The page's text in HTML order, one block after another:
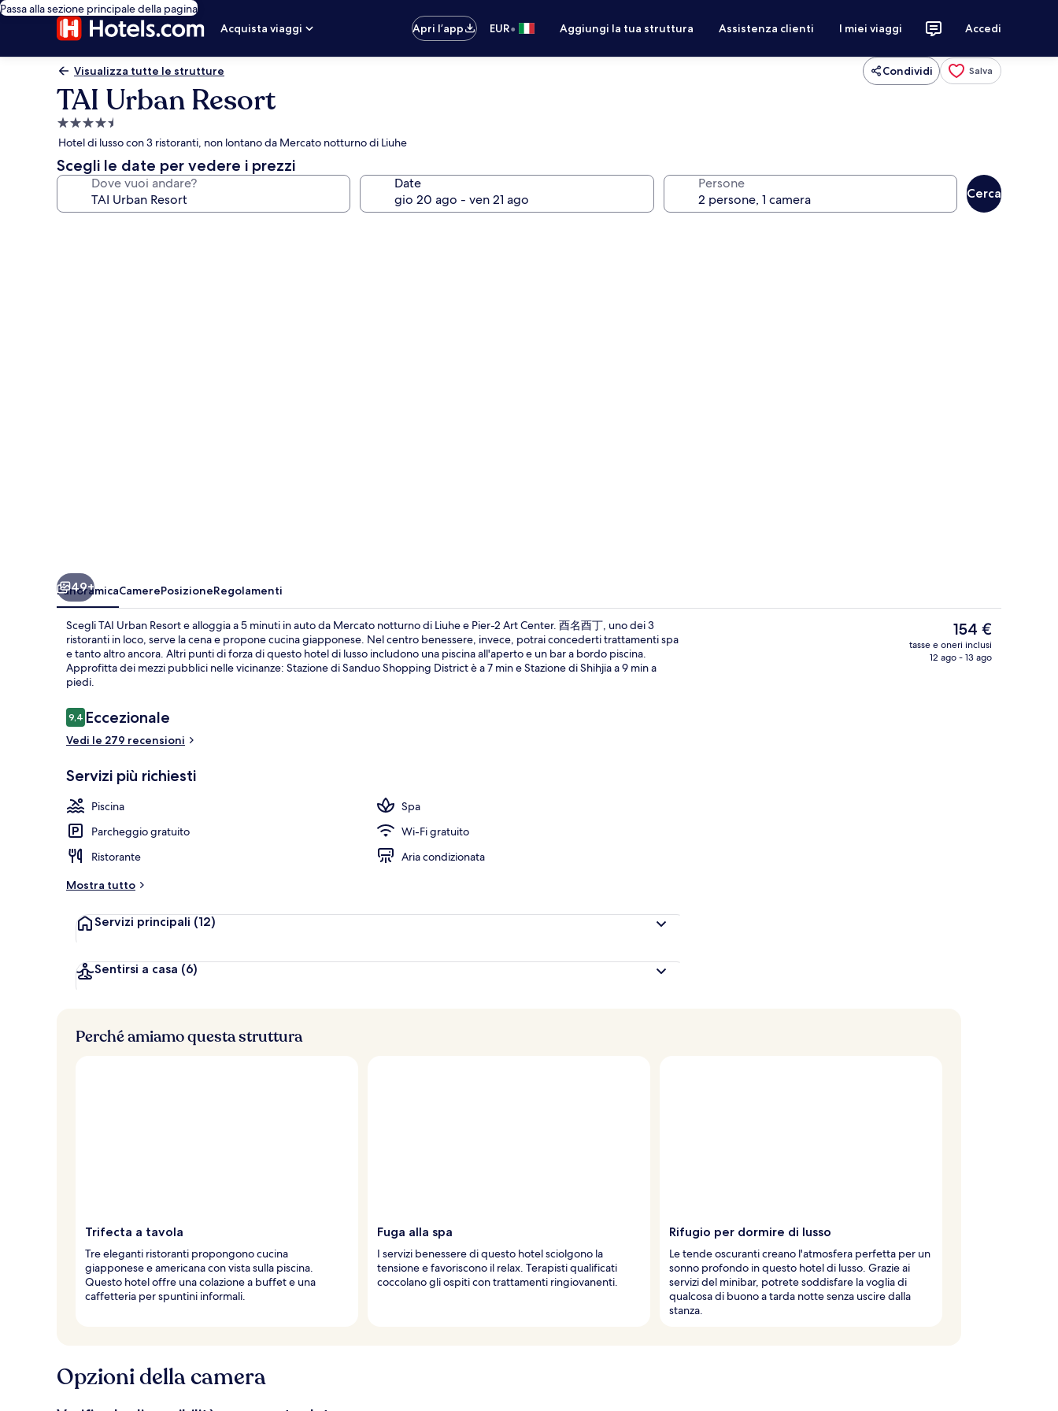
Passa alla sezione principale della pagina
Acquista viaggi
Apri l’app EUR• Aggiungi la tua struttura Assistenza clienti I miei viaggi Accedi
Visualizza tutte le strutture Condividi Salva
TAI Urban Resort
Struttura
a
4.5
stelle
Hotel di lusso con 3 ristoranti, non lontano da Mercato notturno di Liuhe
Scegli le date per vedere i prezzi
Dove vuoi andare? Date Persone
Cerca
Asciugacapelli, pantofole, asciugamani, shampoo Piscina all'aperto
49+
PanoramicaCamerePosizioneRegolamenti
Scegli TAI Urban Resort e alloggia a 5 minuti in auto da Mercato notturno di Liuhe e Pier-2 Art Center. 酉名酉丁, uno dei 3
ristoranti in loco, serve la cena e propone cucina giapponese. Nel centro benessere, invece, potrai concederti trattamenti spa
e tanto altro ancora. Altri punti di forza di questo hotel di lusso includono una piscina all'aperto e un bar a bordo piscina.
Approfitta dei mezzi pubblici nelle vicinanze: Stazione di Sanduo Shopping District è a 7 min e Stazione di Shihjia a 9 min a
piedi.
Recensioni
9,49,4 su 10
Eccezionale
Vedi le 279 recensioni
Servizi più richiesti
Piscina
Spa
Parcheggio gratuito
Wi-Fi gratuito
Ristorante
Aria condizionata
Mostra tutto
Servizi principali (12)
Sentirsi a casa (6)
Il
prezzo
attuale
154 €
tasse e oneri inclusi
12 ago - 13 ago
Perché amiamo questa struttura
Trifecta a tavola
Tre eleganti ristoranti propongono cucina
giapponese e americana con vista sulla piscina.
Questo hotel offre una colazione a buffet e una
caffetteria per spuntini informali.
Fuga alla spa
I servizi benessere di questo hotel sciolgono la
tensione e favoriscono il relax. Terapisti qualificati
coccolano gli ospiti con trattamenti ringiovanenti.
Rifugio per dormire di lusso
Le tende oscuranti creano l'atmosfera perfetta per un
sonno profondo in questo hotel di lusso. Grazie ai
servizi del minibar, potrete soddisfare la voglia di
qualcosa di buono a tarda notte senza uscire dalla
stanza.
Opzioni della camera